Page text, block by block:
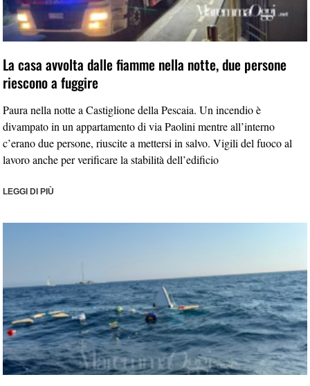
La casa avvolta dalle fiamme nella notte, due persone
riescono a fuggire
Paura nella notte a Castiglione della Pescaia. Un incendio è
divampato in un appartamento di via Paolini mentre all’interno
c’erano due persone, riuscite a mettersi in salvo. Vigili del fuoco al
lavoro anche per verificare la stabilità dell’edificio
LEGGI DI PIÙ